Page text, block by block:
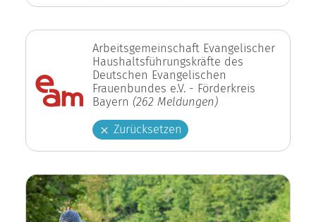
Arbeitsgemeinschaft Evangelischer
Haushaltsführungskräfte des
Deutschen Evangelischen
Frauenbundes e.V. - Förderkreis
Bayern (262 Meldungen)
Zurücksetzen